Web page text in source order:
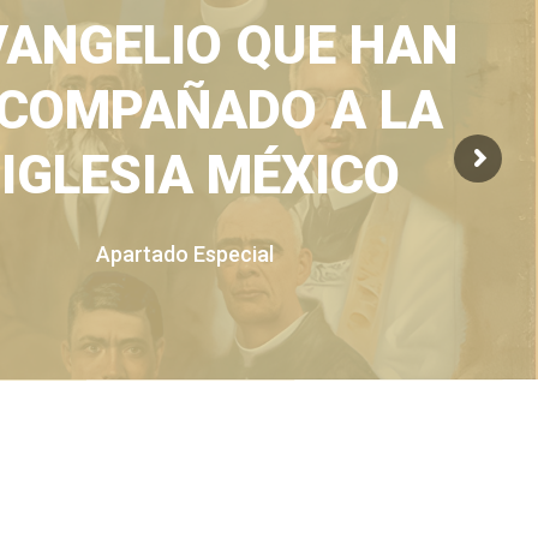
QUE HAN
A LA
IGLESIA MÉXICO
Apartado Especial